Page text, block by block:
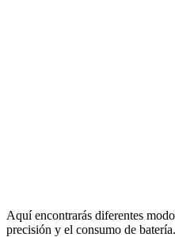
Aquí encontrarás diferentes
precisión y el consumo de batería.